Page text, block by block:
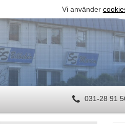
Vi använder
031-28 91